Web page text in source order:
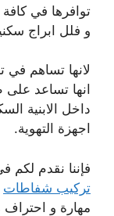
توافرها في
و فلل ابراج
لانها تساهم في
انها تساعد
داخل الابنية
اجهزة التهوية.
فإننا نقدم لكم
تركيب شفاطات
مهارة و احتراف